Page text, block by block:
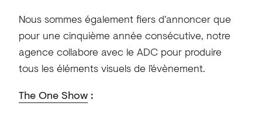
Nous sommes également fiers d’annoncer que
pour une cinquième année consécutive, notre
agence collabore avec le ADC pour produire
tous les éléments visuels de l’évènement.
The One Show: